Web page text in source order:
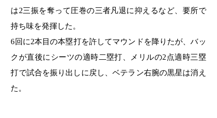
は2三振を奪って圧巻の三者凡退に抑えるなど、要所で
持ち味を発揮した。
6回に2本目の本塁打を許してマウンドを降りたが、バッ
クが直後にシーツの適時二塁打、メリルの2点適時三塁
打で試合を振り出しに戻し、ベテラン右腕の黒星は消え
た。